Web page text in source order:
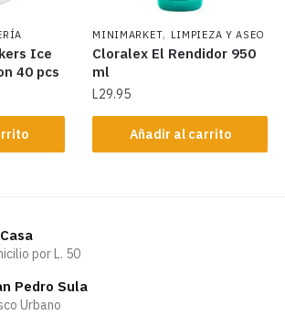
Ice
40 pcs
MINIMARKET, LIMPIEZA Y ASEO
Cloralex El Rendidor 950
ml
L29.95
Añadir al carrito
por L. 50
Pedro Sula
Urbano